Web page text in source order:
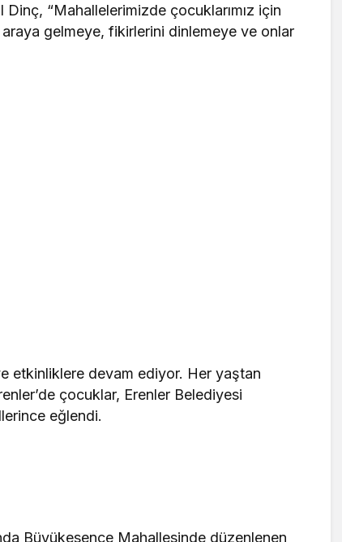
“Mahallelerimizde çocuklarımız için
gelmeye, fikirlerini dinlemeye ve onlar
etkinliklere devam ediyor. Her yaştan
çocuklar, Erenler Belediyesi
eğlendi.
Büyükesence Mahallesinde düzenlenen